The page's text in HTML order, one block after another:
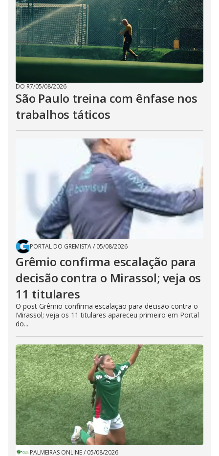
DO R7/05/08/2026
São Paulo treina com ênfase nos
trabalhos táticos
PORTAL DO GREMISTA/ 05/08/2026
Grêmio confirma escalação para
decisão contra o Mirassol; veja os
11 titulares
O post Grêmio confirma escalação para decisão contra o
Mirassol; veja os 11 titulares apareceu primeiro em Portal
do...
PALMEIRAS ONLINE/ 05/08/2026